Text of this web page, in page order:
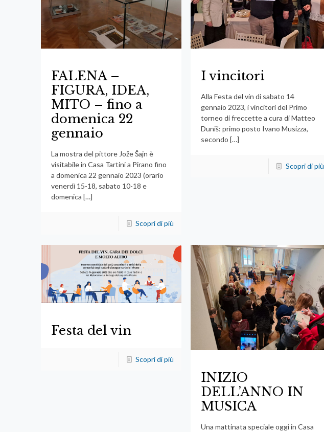
FALENA –
FIGURA, IDEA,
MITO – fino a
domenica 22
gennaio
La mostra del pittore Jože Šajn è
visitabile in Casa Tartini a Pirano fino
a domenica 22 gennaio 2023 (orario
venerdì 15-18, sabato 10-18 e
domenica […]
Scopri di più
I vincitori
Alla Festa del vin di sabato 14
gennaio 2023, i vincitori del Primo
torneo di freccette a cura di Matteo
Duniš: primo posto Ivano Musizza,
secondo […]
Scopri di più
Festa del vin
Scopri di più
INIZIO
DELL’ANNO IN
MUSICA
Una mattinata speciale oggi in Casa